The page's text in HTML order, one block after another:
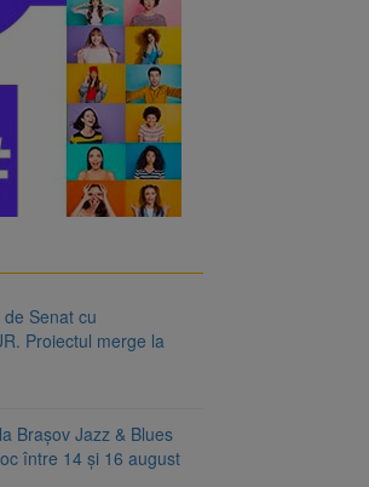
Senat cu
Proiectul merge la
Brașov Jazz & Blues
între 14 și 16 august